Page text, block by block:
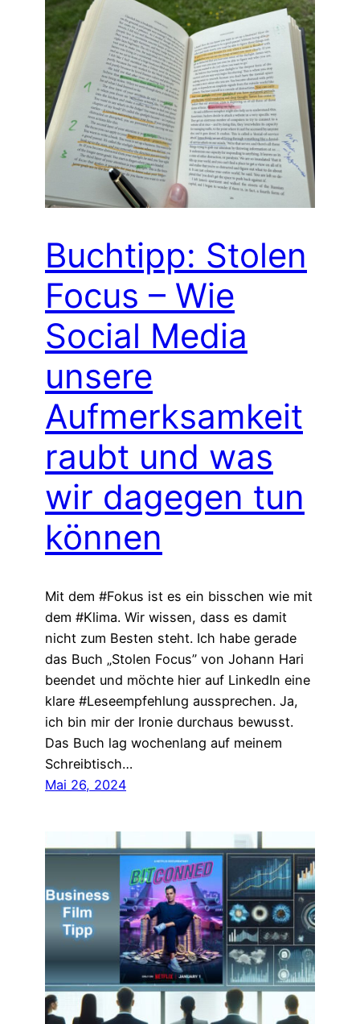
Buchtipp: Stolen
Focus – Wie
Social Media
unsere
Aufmerksamkeit
raubt und was
wir dagegen tun
können
Mit dem #Fokus ist es ein bisschen wie mit
dem #Klima. Wir wissen, dass es damit
nicht zum Besten steht. Ich habe gerade
das Buch „Stolen Focus” von Johann Hari
beendet und möchte hier auf LinkedIn eine
klare #Leseempfehlung aussprechen. Ja,
ich bin mir der Ironie durchaus bewusst.
Das Buch lag wochenlang auf meinem
Schreibtisch…
Mai 26, 2024